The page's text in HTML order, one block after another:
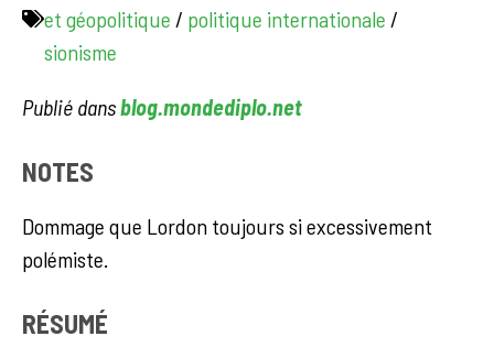
et géopolitique / politique internationale /
sionisme
Publié dansblog.mondediplo.net
NOTES
Dommage que Lordon toujours si excessivement
polémiste.
RÉSUMÉ